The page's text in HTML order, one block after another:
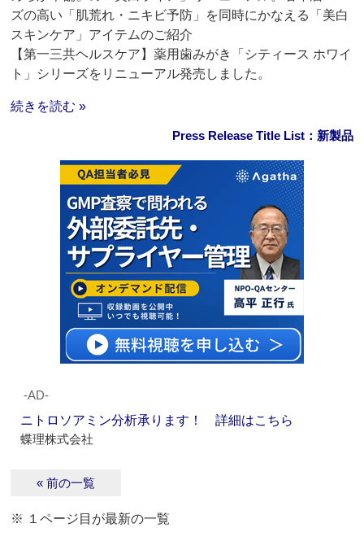
ズの高い「肌荒れ・ニキビ予防」を同時にかなえる「美白
スキンケア」アイテムのご紹介
【第一三共ヘルスケア】薬用歯みがき「シティース ホワイ
ト」シリーズをリニューアル発売しました。
続きを読む »
Press Release Title List：新製品
‐AD‐
ニトロソアミン分析承ります！ 詳細はこちら
蝶理株式会社
« 前の一覧
※ １ページ目が最新の一覧